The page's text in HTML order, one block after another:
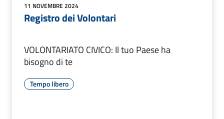
11 NOVEMBRE 2024
Registro dei Volontari
VOLONTARIATO CIVICO: Il tuo Paese ha
bisogno di te
Tempo libero